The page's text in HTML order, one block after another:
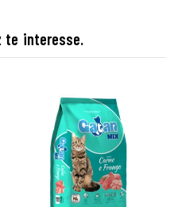
te interesse.